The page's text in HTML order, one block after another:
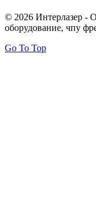
© 2026 Интерлазер -
оборудование, чпу
Go To Top